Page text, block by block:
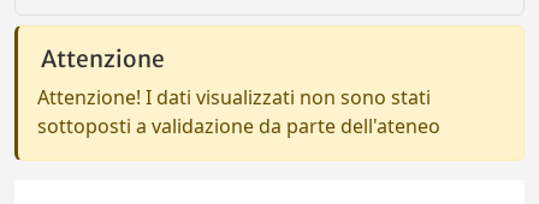
Attenzione
Attenzione! I dati visualizzati non sono stati
sottoposti a validazione da parte dell'ateneo